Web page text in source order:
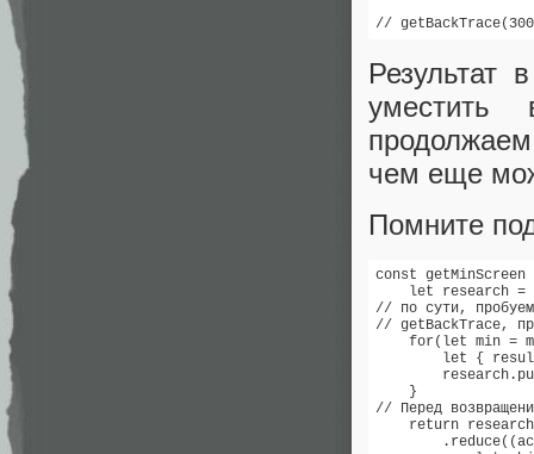
//
Результат
уместить
чем еще
Помните
const
let research =
// по сути, пробуем
// getBackTrace,
for(let min =
let {
    }
// Перед
    return research